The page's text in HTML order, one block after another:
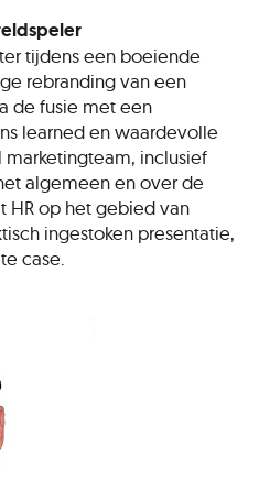
tijdens een boeiende
rebranding van een
de fusie met een
learned en waardevolle
inclusief
algemeen en over de
HR op het gebied van
ingestoken presentatie,
case.